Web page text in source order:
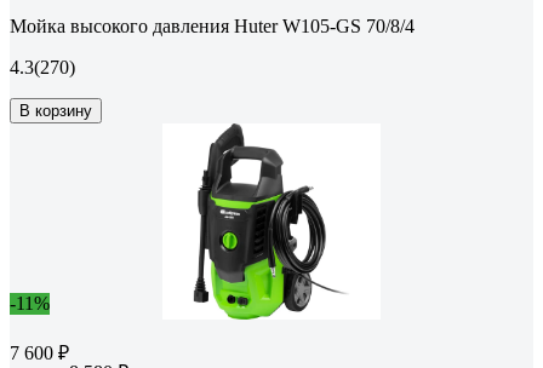
Мойка высокого давления Huter W105-GS 70/8/4
4.3(270)
В корзину
-11%
7 600 ₽